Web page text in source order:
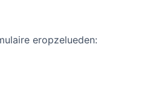
eropzelueden: